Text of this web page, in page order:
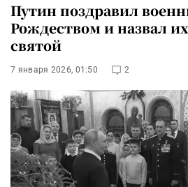
Путин поздравил
Рождеством и назвал
святой
7 января 2026, 01:50 2